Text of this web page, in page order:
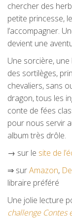
chercher des
petite princesse,
l’accompagner.
devient une
Une sorcière,
des sortilèges,
chevaliers, sans
dragon, tous les
conte de fées
pour nous servir
album très drôle.
→ sur le site de
⇒ surAmazon,
libraire préféré
Une jolie lecture
challenge Contes